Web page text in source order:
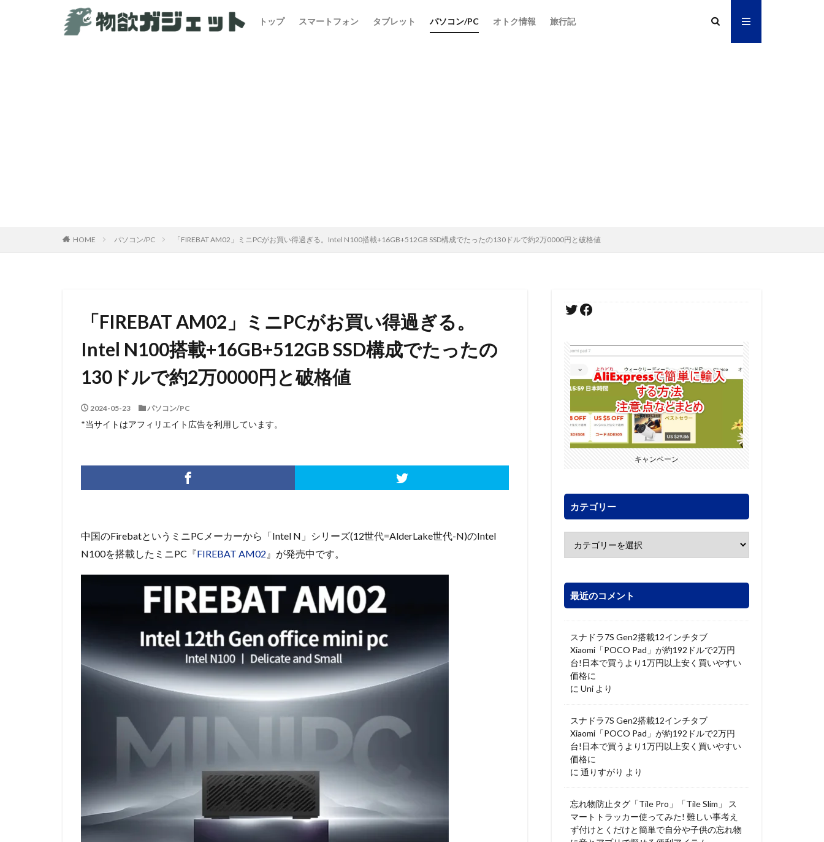
トップ スマートフォン タブレット パソコン/PC オトク情報 旅行記
HOME パソコン/PC 「FIREBAT AM02」ミニPCがお買い得過ぎる。Intel N100搭載+16GB+512GB SSD構成でたったの130ドルで約2万0000円と破格値
「FIREBAT AM02」ミニPCがお買い得過ぎる。
Intel N100搭載+16GB+512GB SSD構成でたったの
130ドルで約2万0000円と破格値
2024-05-23 パソコン/PC
*当サイトはアフィリエイト広告を利用しています。
中国のFirebatというミニPCメーカーから「Intel N」シリーズ(12世代=AlderLake世代-N)のIntel
N100を搭載したミニPC『FIREBAT AM02 』が発売中です。
キャンペーン
カテゴリー
最近のコメント
スナドラ7S Gen2搭載12インチタブ
Xiaomi「POCO Pad」が約192ドルで2万円
台!日本で買うより1万円以上安く買いやすい
価格に
に Uni より
スナドラ7S Gen2搭載12インチタブ
Xiaomi「POCO Pad」が約192ドルで2万円
台!日本で買うより1万円以上安く買いやすい
価格に
に 通りすがり より
忘れ物防止タグ「Tile Pro」「Tile Slim」 ス
マートトラッカー使ってみた! 難しい事考え
ず付けとくだけと簡単で自分や子供の忘れ物